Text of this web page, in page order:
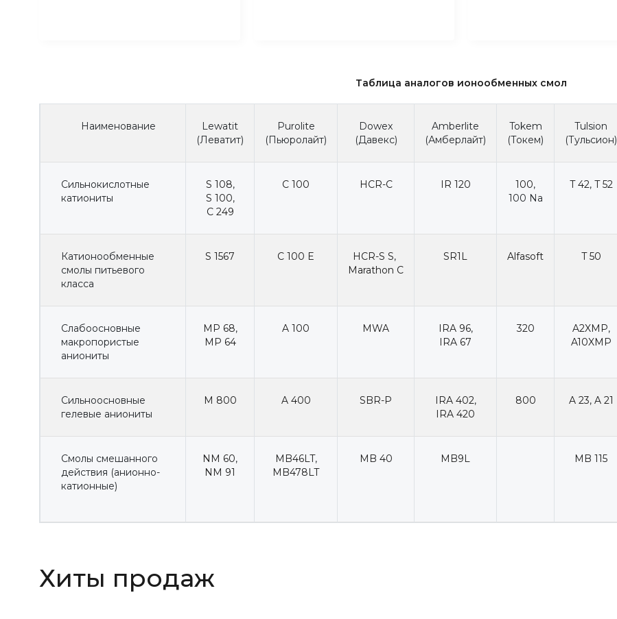
Таблица аналогов ионообменных смол
Наименование
Lewatit
(Леватит)
Purolite
(Пьюролайт)
Dowex
(Давекс)
Amberlite
(Амберлайт)
Tokem
(Токем)
Tulsion
(Тульсион)
Сильнокислотные
катиониты
S 108,
S 100,
C 249
C 100 HCR-C IR 120 100,
100 Na
T 42, T 52
Катионообменные
смолы питьевого
класса
S 1567 C 100 E HCR-S S,
Marathon C
SR1L Alfasoft T 50
Слабоосновные
макропористые
аниониты
MP 68,
MP 64
A 100 MWA IRA 96,
IRA 67
320 A2XMP,
A10XMP
Сильноосновные
гелевые аниониты
M 800 A 400 SBR-P IRA 402,
IRA 420
800 A 23, A 21
Смолы смешанного
действия (анионно-
катионные)
NM 60,
NM 91
MB46LT,
MB478LT
MB 40 MB9L MB 115
Хиты продаж